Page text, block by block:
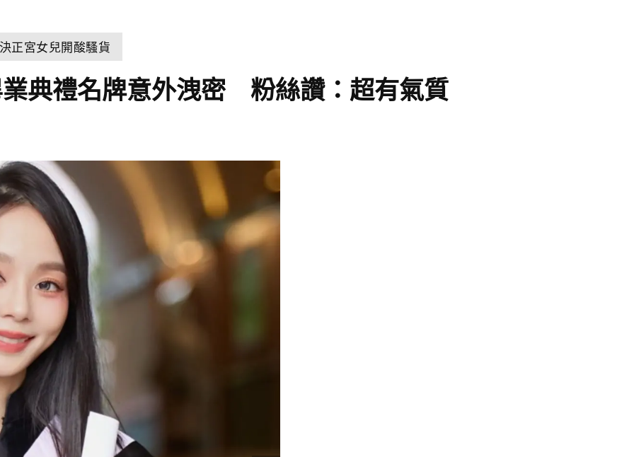
正宮女兒開酸騷貨
典禮名牌意外洩密 粉絲讚：超有氣質